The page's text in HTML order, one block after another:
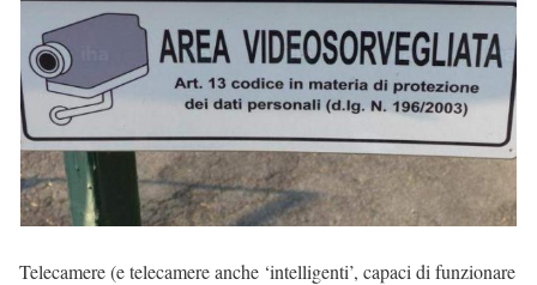
Telecamere (e telecamere anche ‘intelligenti’, capaci di funzionare